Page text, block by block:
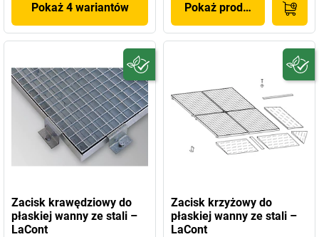
Pokaż 4 wariantów Pokaż produkt
Zacisk krawędziowy do
płaskiej wanny ze stali –
LaCont
Zacisk krzyżowy do
płaskiej wanny ze stali –
LaCont